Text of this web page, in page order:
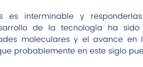
es interminable y
de la tecnología ha
moleculares y el avance en
probablemente en este siglo